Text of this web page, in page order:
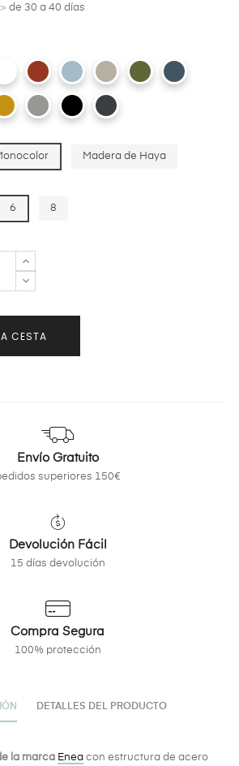
> de 30 a 40 días
Madera de Haya
6 8
CESTA
Envío Gratuito
superiores 150€
Devolución Fácil
15 días devolución
Compra Segura
100% protección
DETALLES DEL PRODUCTO
la marca Enea con estructura de acero